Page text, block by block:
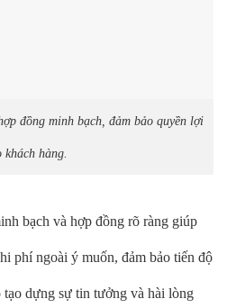
đồng minh bạch, đảm bảo quyền lợi
khách hàng.
bạch và hợp đồng rõ ràng giúp
phí ngoài ý muốn, đảm bảo tiến độ
dựng sự tin tưởng và hài lòng